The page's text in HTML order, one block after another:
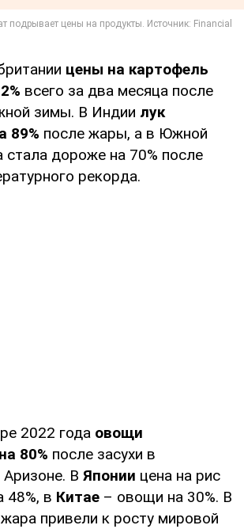
цены на картофель
всего за два месяца после
зимы. В Индии лук
89% после жары, а в Южной
стала дороже на 70% после
рекорда.
2022 года овощи
80% после засухи в
В Японии цена на рис
48%, в Китае – овощи на 30%. В
жара привели к росту мировой